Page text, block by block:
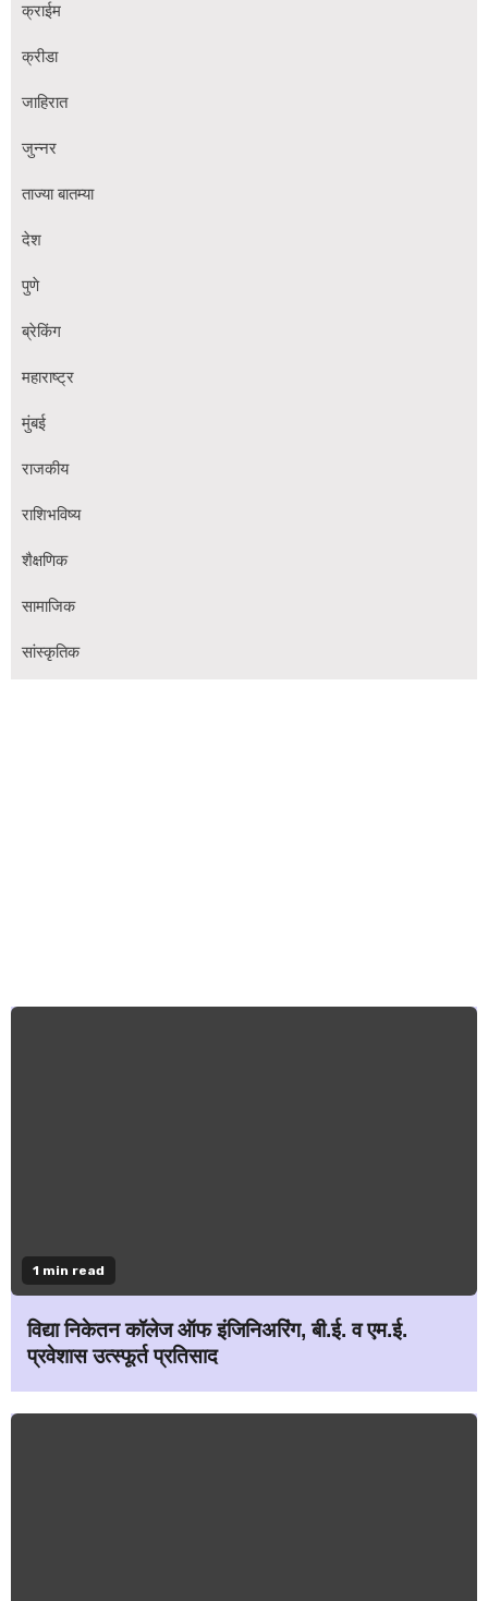
क्राईम
क्रीडा
जाहिरात
जुन्नर
ताज्या बातम्या
देश
पुणे
ब्रेकिंग
महाराष्ट्र
मुंबई
राजकीय
राशिभविष्य
शैक्षणिक
सामाजिक
सांस्कृतिक
1 min read
विद्या निकेतन कॉलेज ऑफ इंजिनिअरिंग, बी.ई. व एम.ई.
प्रवेशास उत्स्फूर्त प्रतिसाद